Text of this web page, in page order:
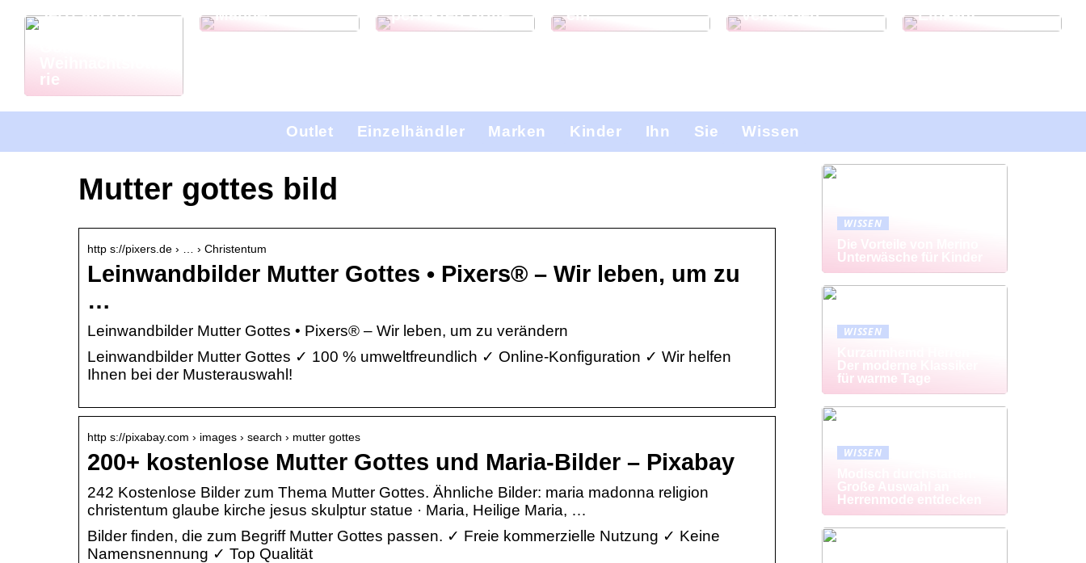
Jetzt auch in
rie
Männer
perfekten Brille
ein.
verderben
Einkauf
Outlet Einzelhändler Marken Kinder Ihn Sie Wissen
Mutter gottes bild
http s://pixers.de › … › Christentum
Leinwandbilder Mutter Gottes • Pixers® – Wir leben, um zu
…
Leinwandbilder Mutter Gottes • Pixers® – Wir leben, um zu verändern
Leinwandbilder Mutter Gottes ✓ 100 % umweltfreundlich ✓ Online-Konfiguration ✓ Wir helfen
Ihnen bei der Musterauswahl!
http s://pixabay.com › images › search › mutter gottes
200+ kostenlose Mutter Gottes und Maria-Bilder – Pixabay
242 Kostenlose Bilder zum Thema Mutter Gottes. Ähnliche Bilder: maria madonna religion
christentum glaube kirche jesus skulptur statue · Maria, Heilige Maria, …
Bilder finden, die zum Begriff Mutter Gottes passen. ✓ Freie kommerzielle Nutzung ✓ Keine
Namensnennung ✓ Top Qualität
WISSEN
Die Vorteile von Merino
Unterwäsche für Kinder
WISSEN
Der moderne Klassiker
für warme Tage
WISSEN
Große Auswahl an
Herrenmode entdecken